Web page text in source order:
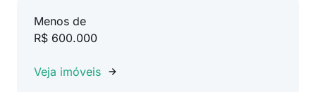
Menos de
R$ 600.000
Veja imóveis